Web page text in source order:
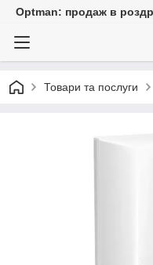
Optman: продаж в
Товари та послуги